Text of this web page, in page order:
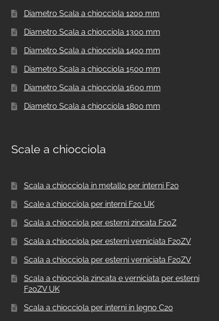
Diametro Scala a chiocciola 1200 mm
Diametro Scala a chiocciola 1300 mm
Diametro Scala a chiocciola 1400 mm
Diametro Scala a chiocciola 1500 mm
Diametro Scala a chiocciola 1600 mm
Diametro Scala a chiocciola 1800 mm
Scale a chiocciola
Scala a chiocciola in metallo per interni F20
Scale a chiocciola per interni F20 UK
Scala a chiocciola per esterni zincata F20Z
Scala a chiocciola per esterni verniciata F20ZV
Scala a chiocciola per esterni verniciata F20ZV
Scala a chiocciola zincata e verniciata per esterni
F20ZV UK
Scala a chiocciola per interni in legno C20